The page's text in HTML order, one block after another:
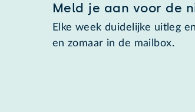
Meld je aan voor de
Elke week duidelijke uitleg
en zomaar in de mailbox.